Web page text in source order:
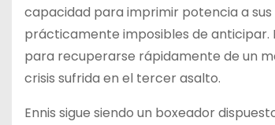
capacidad para imprimir potencia a
prácticamente imposibles de anticipar.
para recuperarse rápidamente de un
crisis sufrida en el tercer asalto.
Ennis sigue siendo un boxeador